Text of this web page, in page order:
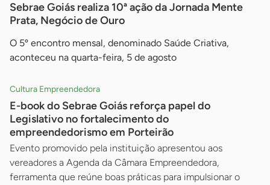
Sebrae Goiás realiza 10ª ação da Jornada Mente
Prata, Negócio de Ouro
O 5º encontro mensal, denominado Saúde Criativa,
aconteceu na quarta-feira, 5 de agosto
Cultura Empreendedora
E-book do Sebrae Goiás reforça papel do
Legislativo no fortalecimento do
empreendedorismo em Porteirão
Evento promovido pela instituição apresentou aos
vereadores a Agenda da Câmara Empreendedora,
ferramenta que reúne boas práticas para impulsionar o